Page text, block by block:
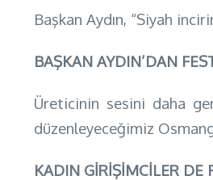
Başkan Aydın, “Siyah
BAŞKAN AYDIN’DAN
Üreticinin sesini daha
düzenleyeceğimiz
KADIN GİRİŞİMCİLER DE